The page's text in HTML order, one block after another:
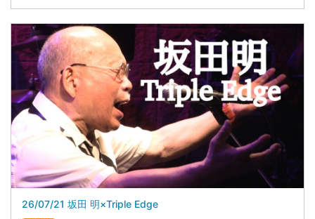
26/07/21 坂田 明×Triple Edge